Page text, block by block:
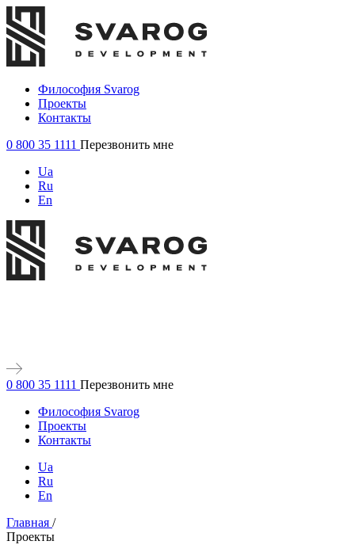
Философия Svarog
Проекты
Контакты
0 800 35 1111 Перезвонить мне
Ua
Ru
En
0 800 35 1111 Перезвонить мне
Философия Svarog
Проекты
Контакты
Ua
Ru
En
Главная /
Проекты